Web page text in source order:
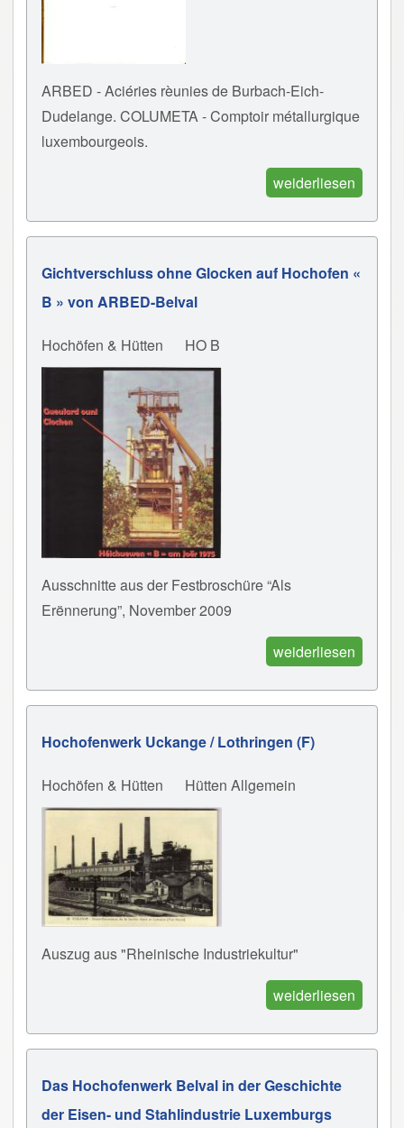
ARBED - Aciéries rèunies de Burbach-Eich-
Dudelange. COLUMETA - Comptoir métallurgique
luxembourgeois.
weiderliesen
Gichtverschluss ohne Glocken auf Hochofen «
B » von ARBED-Belval
Hochöfen & Hütten HO B
Ausschnitte aus der Festbroschüre “Als
Erënnerung”, November 2009
weiderliesen
Hochofenwerk Uckange / Lothringen (F)
Hochöfen & Hütten Hütten Allgemein
Auszug aus "Rheinische Industriekultur"
weiderliesen
Das Hochofenwerk Belval in der Geschichte
der Eisen- und Stahlindustrie Luxemburgs